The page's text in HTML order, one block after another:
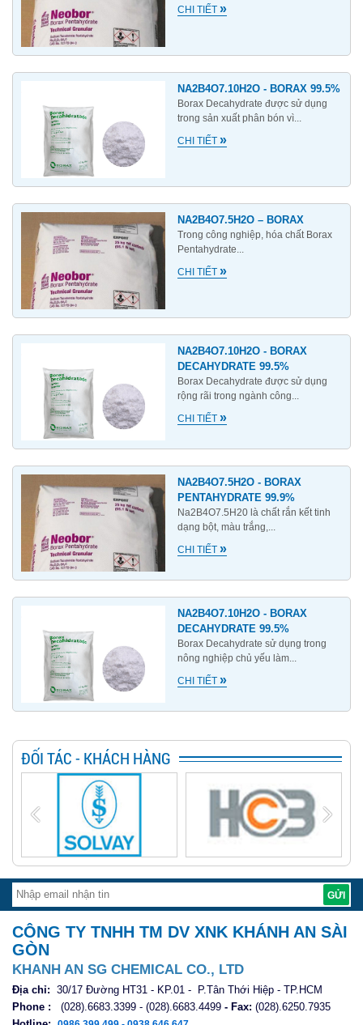
CHI TIẾT»
NA2B4O7.10H2O - BORAX 99.5%
Borax Decahydrate được sử dụng
trong sản xuất phân bón vì...
CHI TIẾT»
NA2B4O7.5H2O – BORAX
Trong công nghiệp, hóa chất Borax
Pentahydrate...
CHI TIẾT»
NA2B4O7.10H2O - BORAX
DECAHYDRATE 99.5%
Borax Decahydrate được sử dụng
rộng rãi trong ngành công...
CHI TIẾT»
NA2B4O7.5H2O - BORAX
PENTAHYDRATE 99.9%
Na2B4O7.5H20 là chất rắn kết tinh
dạng bột, màu trắng,...
CHI TIẾT»
NA2B4O7.10H2O - BORAX
DECAHYDRATE 99.5%
Borax Decahydrate sử dụng trong
nông nghiệp chủ yếu làm...
CHI TIẾT»
ĐỐI TÁC - KHÁCH HÀNG
CÔNG TY TNHH TM DV XNK KHÁNH AN SÀI
GÒN
KHANH AN SG CHEMICAL CO., LTD
Địa chỉ: 30/17 Đường HT31 - KP.01 - P.Tân Thới Hiệp - TP.HCM
Phone : (028).6683.3399 - (028).6683.4499 - Fax: (028).6250.7935